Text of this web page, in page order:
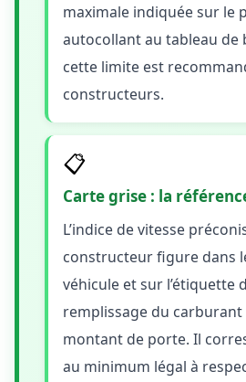
maximale indiquée sur le
autocollant au tableau
cette limite est
constructeurs.
📋
Carte grise : la
L’indice de vitesse
constructeur figure dans
véhicule et sur l’étiquette
remplissage du carburant
montant de porte. Il
au minimum légal à